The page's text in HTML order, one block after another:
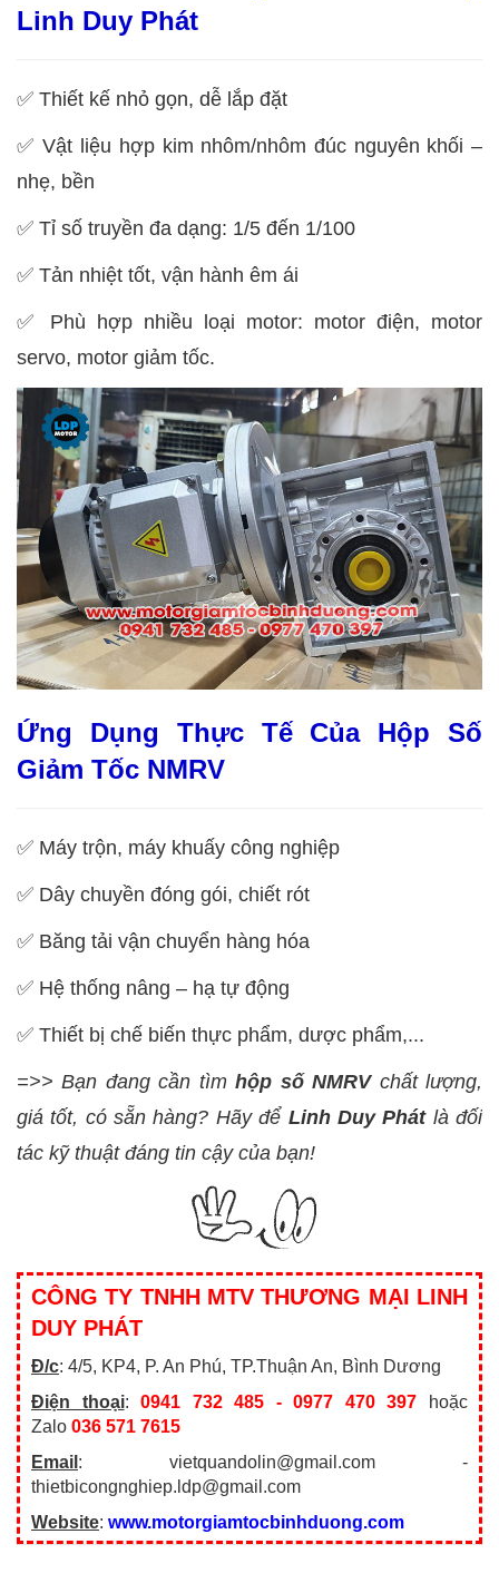
Linh Duy Phát
✅ Thiết kế nhỏ gọn, dễ lắp đặt
✅Vật liệu hợp kim nhôm/nhôm đúc nguyên khối –
nhẹ, bền
✅ Tỉ số truyền đa dạng: 1/5 đến 1/100
✅ Tản nhiệt tốt, vận hành êm ái
✅ Phù hợp nhiều loại motor: motor điện, motor
servo, motor giảm tốc.
Ứng Dụng Thực Tế Của Hộp Số
Giảm Tốc NMRV
✅ Máy trộn, máy khuấy công nghiệp
✅ Dây chuyền đóng gói, chiết rót
✅ Băng tải vận chuyển hàng hóa
✅ Hệ thống nâng – hạ tự động
✅ Thiết bị chế biến thực phẩm, dược phẩm,...
=>> Bạn đang cần tìmhộp số NMRVchất lượng,
giá tốt, có sẵn hàng? Hãy để Linh Duy Phátlà đối
tác kỹ thuật đáng tin cậy của bạn!
CÔNG TY TNHH MTV THƯƠNG MẠI LINH
DUY PHÁT
Đ/c: 4/5, KP4, P. An Phú, TP.Thuận An, Bình Dương
Điện thoại:0941 732 485 - 0977 470 397 hoặc
Zalo 036 571 7615
Email : vietquandolin@gmail.com -
thietbicongnghiep.ldp@gmail.com
Website: www.motorgiamtocbinhduong.com